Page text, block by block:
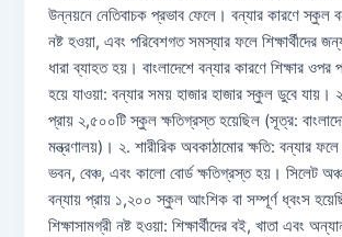
উন্নয়নে নেতিবাচক প্রভাব ফেলে। বন্যার কারণে স্কুল
নষ্ট হওয়া, এবং পরিবেশগত সমস্যার ফলে শিক্ষার্থীদের
ধারা ব্যাহত হয়। বাংলাদেশে বন্যার কারণে শিক্ষার
হয়ে যাওয়া: বন্যার সময় হাজার হাজার স্কুল ডুবে যায়।
প্রায় ২,৫০০টি স্কুল ক্ষতিগ্রস্ত হয়েছিল (সূত্র:
মন্ত্রণালয়)। ২. শারীরিক অবকাঠামোর ক্ষতি: বন্যার
ভবন, বেঞ্চ, এবং কালো বোর্ড ক্ষতিগ্রস্ত হয়। সিলেট
বন্যায় প্রায় ১,২০০ স্কুল আংশিক বা সম্পূর্ণ ধ্বংস
শিক্ষাসামগ্রী নষ্ট হওয়া: শিক্ষার্থীদের বই, খাতা এবং